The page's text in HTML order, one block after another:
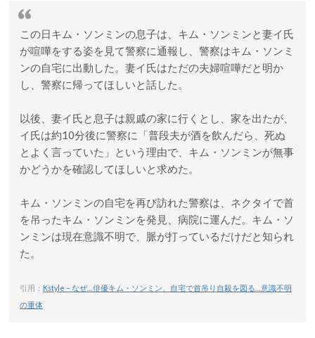
この日キム・ソンミンの息子は、キム・ソンミンと妻イ氏
が喧嘩をする姿を見て警察に通報し、警察はキム・ソンミ
ンの自宅に出動した。妻イ氏はただの夫婦喧嘩だと明か
し、警察に帰ってほしいと話した。
以後、妻イ氏と息子は親戚の家に行くとし、家を出たが、
イ氏は約10分後に警察に「普段夫が酒を飲んだら、死ぬ
とよく言っていた」という理由で、キム・ソンミンが無事
かどうかを確認してほしいと求めた。
キム・ソンミンの自宅を再び訪れた警察は、ネクタイで首
を吊ったキム・ソンミンを発見、病院に運んだ。キム・ソ
ンミンは現在意識不明で、脈が打っているだけだと知られ
た。
引用： Kstyle – なぜ…俳優キム・ソンミン、自宅で首吊り自殺を図る…意識不明
の重体